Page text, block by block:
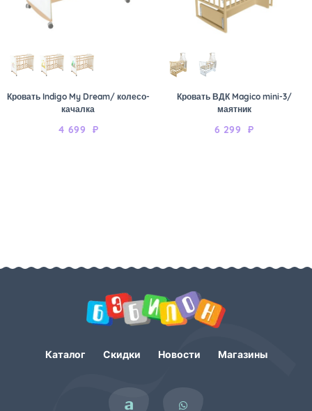
Кровать Indigo My Dream/ колесо-
качалка
4 699 ₽
Кровать ВДК Magico mini-3/
маятник
6 299 ₽
Каталог Скидки Новости Магазины